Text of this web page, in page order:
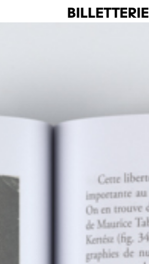
BILLETTERIE